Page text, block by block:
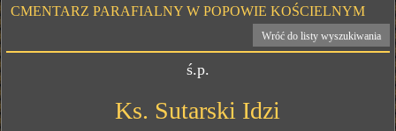
CMENTARZ PARAFIALNY W POPOWIE KOŚCIELNYM
Wróć do listy wyszukiwania
ś.p.
Ks. Sutarski Idzi